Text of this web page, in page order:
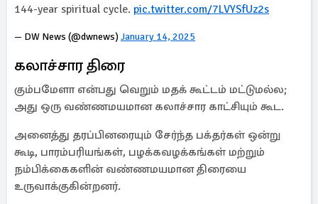
144-year spiritual cycle. pic.twitter.com/7LVYSfUz2s
— DW News (@dwnews) January 14, 2025
கலாச்சார திரை
கும்பமேளா என்பது வெறும் மதக் கூட்டம் மட்டுமல்ல;
அது ஒரு வண்ணமயமான கலாச்சார காட்சியும் கூட.
அனைத்து தரப்பினரையும் சேர்ந்த பக்தர்கள் ஒன்று
கூடி, பாரம்பரியங்கள், பழக்கவழக்கங்கள் மற்றும்
நம்பிக்கைகளின் வண்ணமயமான திரையை
உருவாக்குகின்றனர்.